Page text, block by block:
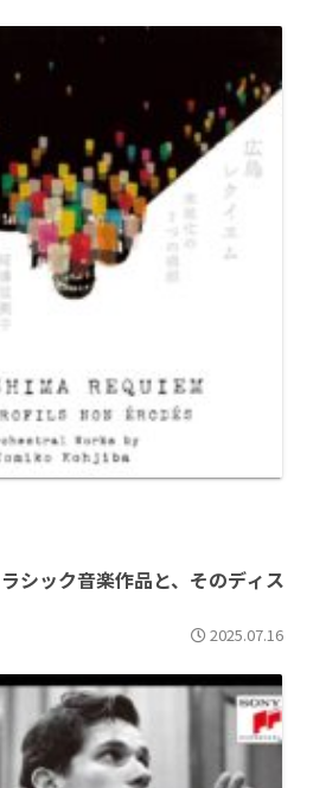
シック音楽作品と、そのディス
2025.07.16